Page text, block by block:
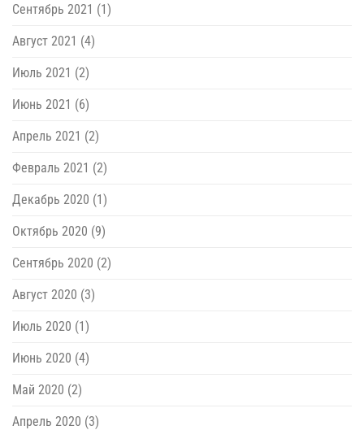
Сентябрь 2021 (1)
Август 2021 (4)
Июль 2021 (2)
Июнь 2021 (6)
Апрель 2021 (2)
Февраль 2021 (2)
Декабрь 2020 (1)
Октябрь 2020 (9)
Сентябрь 2020 (2)
Август 2020 (3)
Июль 2020 (1)
Июнь 2020 (4)
Май 2020 (2)
Апрель 2020 (3)